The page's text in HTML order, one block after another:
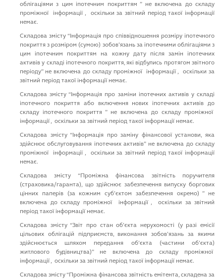
облiгацiями з цим iпотечним покриттям ” не включена до складу
промiжної iнформацiї , оскiльки за звiтний перiод такої iнформацiї
немає.
Cкладова змiсту “Iнформацiя про спiввiдношення розмiру iпотечного
покриття з розмiром (сумою) зобов’язань за iпотечними облiгацiями з
цим iпотечним покриттям на кожну дату пiсля замiн iпотечних
активiв у складi iпотечного покриття, якi вiдбулись протягом звiтного
перiоду” не включена до складу промiжної iнформацiї , оскiльки за
звiтний перiод такої iнформацiї немає.
Cкладова змiсту “Iнформацiя про замiни iпотечних активiв у складi
iпотечного покриття або включення нових iпотечних активiв до
складу iпотечного покриття ” не включена до складу промiжної
iнформацiї , оскiльки за звiтний перiод такої iнформацiї немає.
Cкладова змiсту “Iнформацiя про замiну фiнансової установи, яка
здiйснює обслуговування iпотечних активiв” не включена до складу
промiжної iнформацiї , оскiльки за звiтний перiод такої iнформацiї
немає.
Cкладова змiсту “Промiжна фiнансова звiтнiсть поручителя
(страховика/гаранта), що здiйснює забезпечення випуску боргових
цiнних паперiв (за кожним суб’єктом забезпечення окремо) ” не
включена до складу промiжної iнформацiї , оскiльки за звiтний
перiод такої iнформацiї немає.
Cкладова змiсту “Звiт про стан об’єкта нерухомостi (у разi емiсiї
цiльових облiгацiй пiдприємств, виконання зобов’язань за якими
здiйснюється шляхом передання об’єкта (частини об’єкта)
житлового будiвництва)” не включена до складу промiжної
iнформацiї , оскiльки за звiтний перiод такої iнформацiї немає.
Cкладова змiсту “Промiжна фiнансова звiтнiсть емiтента, складена за